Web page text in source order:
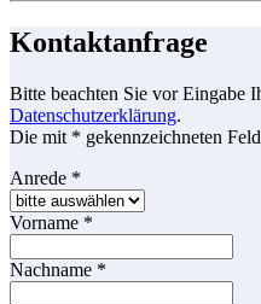
Kontaktanfrage
Bitte beachten Sie vor Eingabe
Datenschutzerklärung.
Die mit * gekennzeichneten
Anrede *
Vorname *
Nachname *